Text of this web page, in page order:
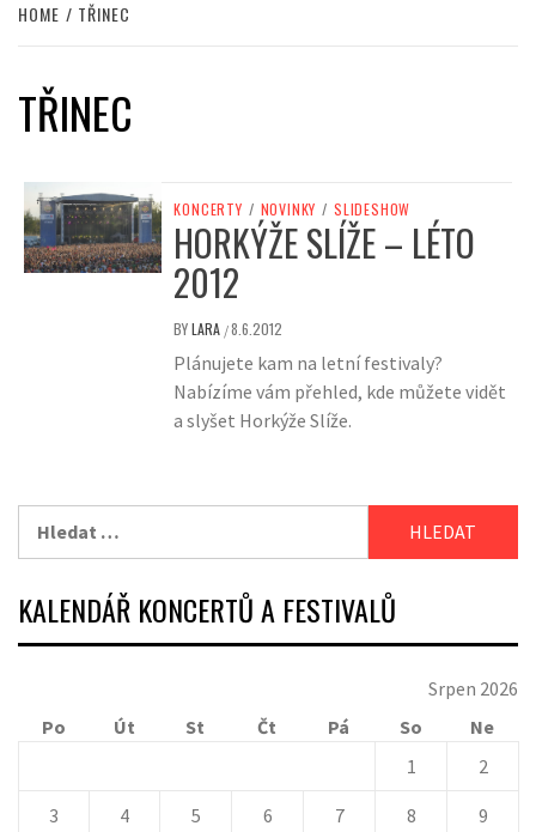
HOME TŘINEC
TŘINEC
KONCERTY / NOVINKY / SLIDESHOW
HORKÝŽE SLÍŽE – LÉTO
2012
BYLARA /8.6.2012
Plánujete kam na letní festivaly?
Nabízíme vám přehled, kde můžete vidět
a slyšet Horkýže Slíže.
KALENDÁŘ KONCERTŮ A FESTIVALŮ
Srpen 2026
Po
Út St Čt Pá So
Ne
1
2
3 4 5 6 7 8 9